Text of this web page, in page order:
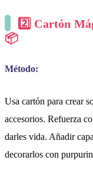
2️⃣ Cartón
📦
Método:
Usa cartón para crear
accesorios. Refuerza
darles vida. Añadir
decorarlos con